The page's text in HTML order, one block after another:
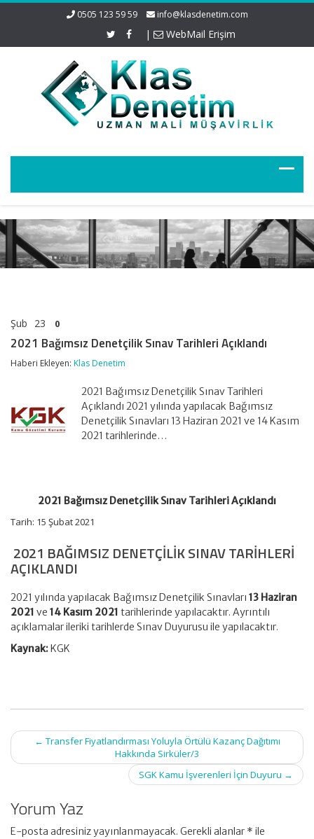
0505 123 59 59 info@klasdenetim.com
| WebMail Erişim
Şub 23 0
2021 Bağımsız Denetçilik Sınav Tarihleri Açıklandı
Haberi Ekleyen: Klas Denetim
2021 Bağımsız Denetçilik Sınav Tarihleri
Açıklandı 2021 yılında yapılacak Bağımsız
Denetçilik Sınavları 13 Haziran 2021 ve 14 Kasım
2021 tarihlerinde…
2021 Bağımsız Denetçilik Sınav Tarihleri Açıklandı
Tarih: 15 Şubat 2021
2021 BAĞIMSIZ DENETÇILIK SINAV TARIHLERI
AÇIKLANDI
2021 yılında yapılacak Bağımsız Denetçilik Sınavları 13 Haziran
2021 ve 14 Kasım 2021 tarihlerinde yapılacaktır. Ayrıntılı
açıklamalar ileriki tarihlerde Sınav Duyurusu ile yapılacaktır.
Kaynak:KGK
Post
navigation
← Transfer Fiyatlandırması Yoluyla Örtülü Kazanç Dağıtımı
Hakkında Sirküler/3
SGK Kamu İşverenleri İçin Duyuru →
Yorum Yaz
E-posta adresiniz yayınlanmayacak. Gerekli alanlar * ile